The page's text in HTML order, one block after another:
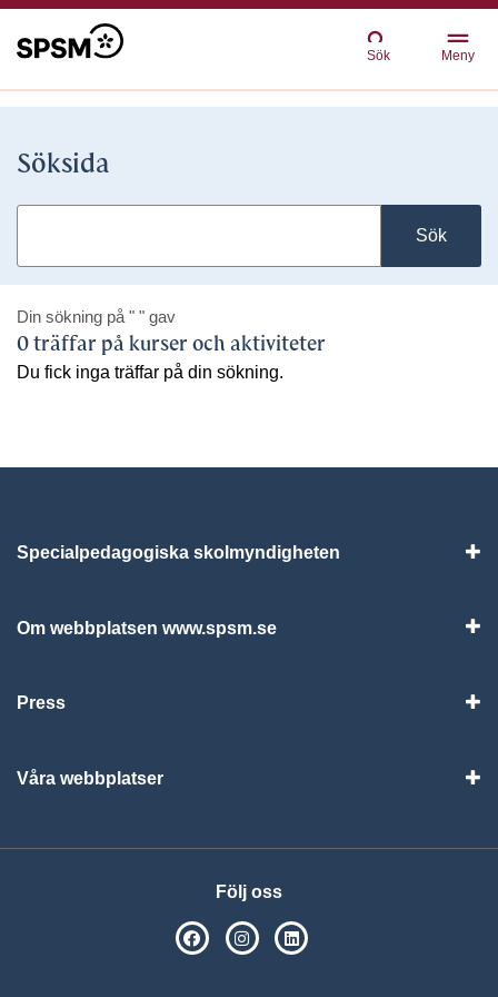
Sök Meny
Söksida
Sök
Din sökning på " " gav
0 träffar på kurser och aktiviteter
Du fick inga träffar på din sökning.
Specialpedagogiska skolmyndigheten
Om webbplatsen www.spsm.se
Press
Våra webbplatser
Följ oss
SPSM på Facebook
SPSM på Instagram